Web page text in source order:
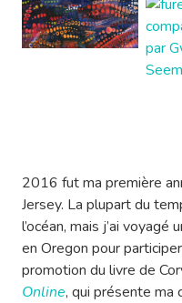
2016 fut ma première
Jersey. La plupart du
l’océan, mais j’ai
en Oregon pour
promotion du livre de
Online, qui présente ma